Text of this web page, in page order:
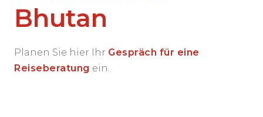
Bhutan
Planen Sie hier Ihr Gespräch für eine
Reiseberatung ein.